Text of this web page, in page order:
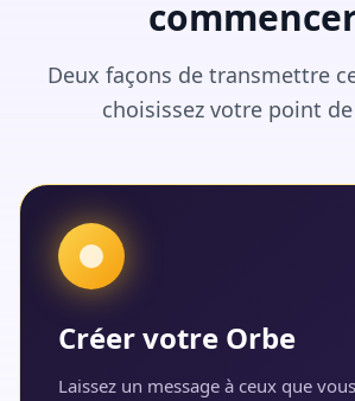
Deux façons de transmettre
choisissez votre point
Créer votre Orbe
Laissez un message à ceux que